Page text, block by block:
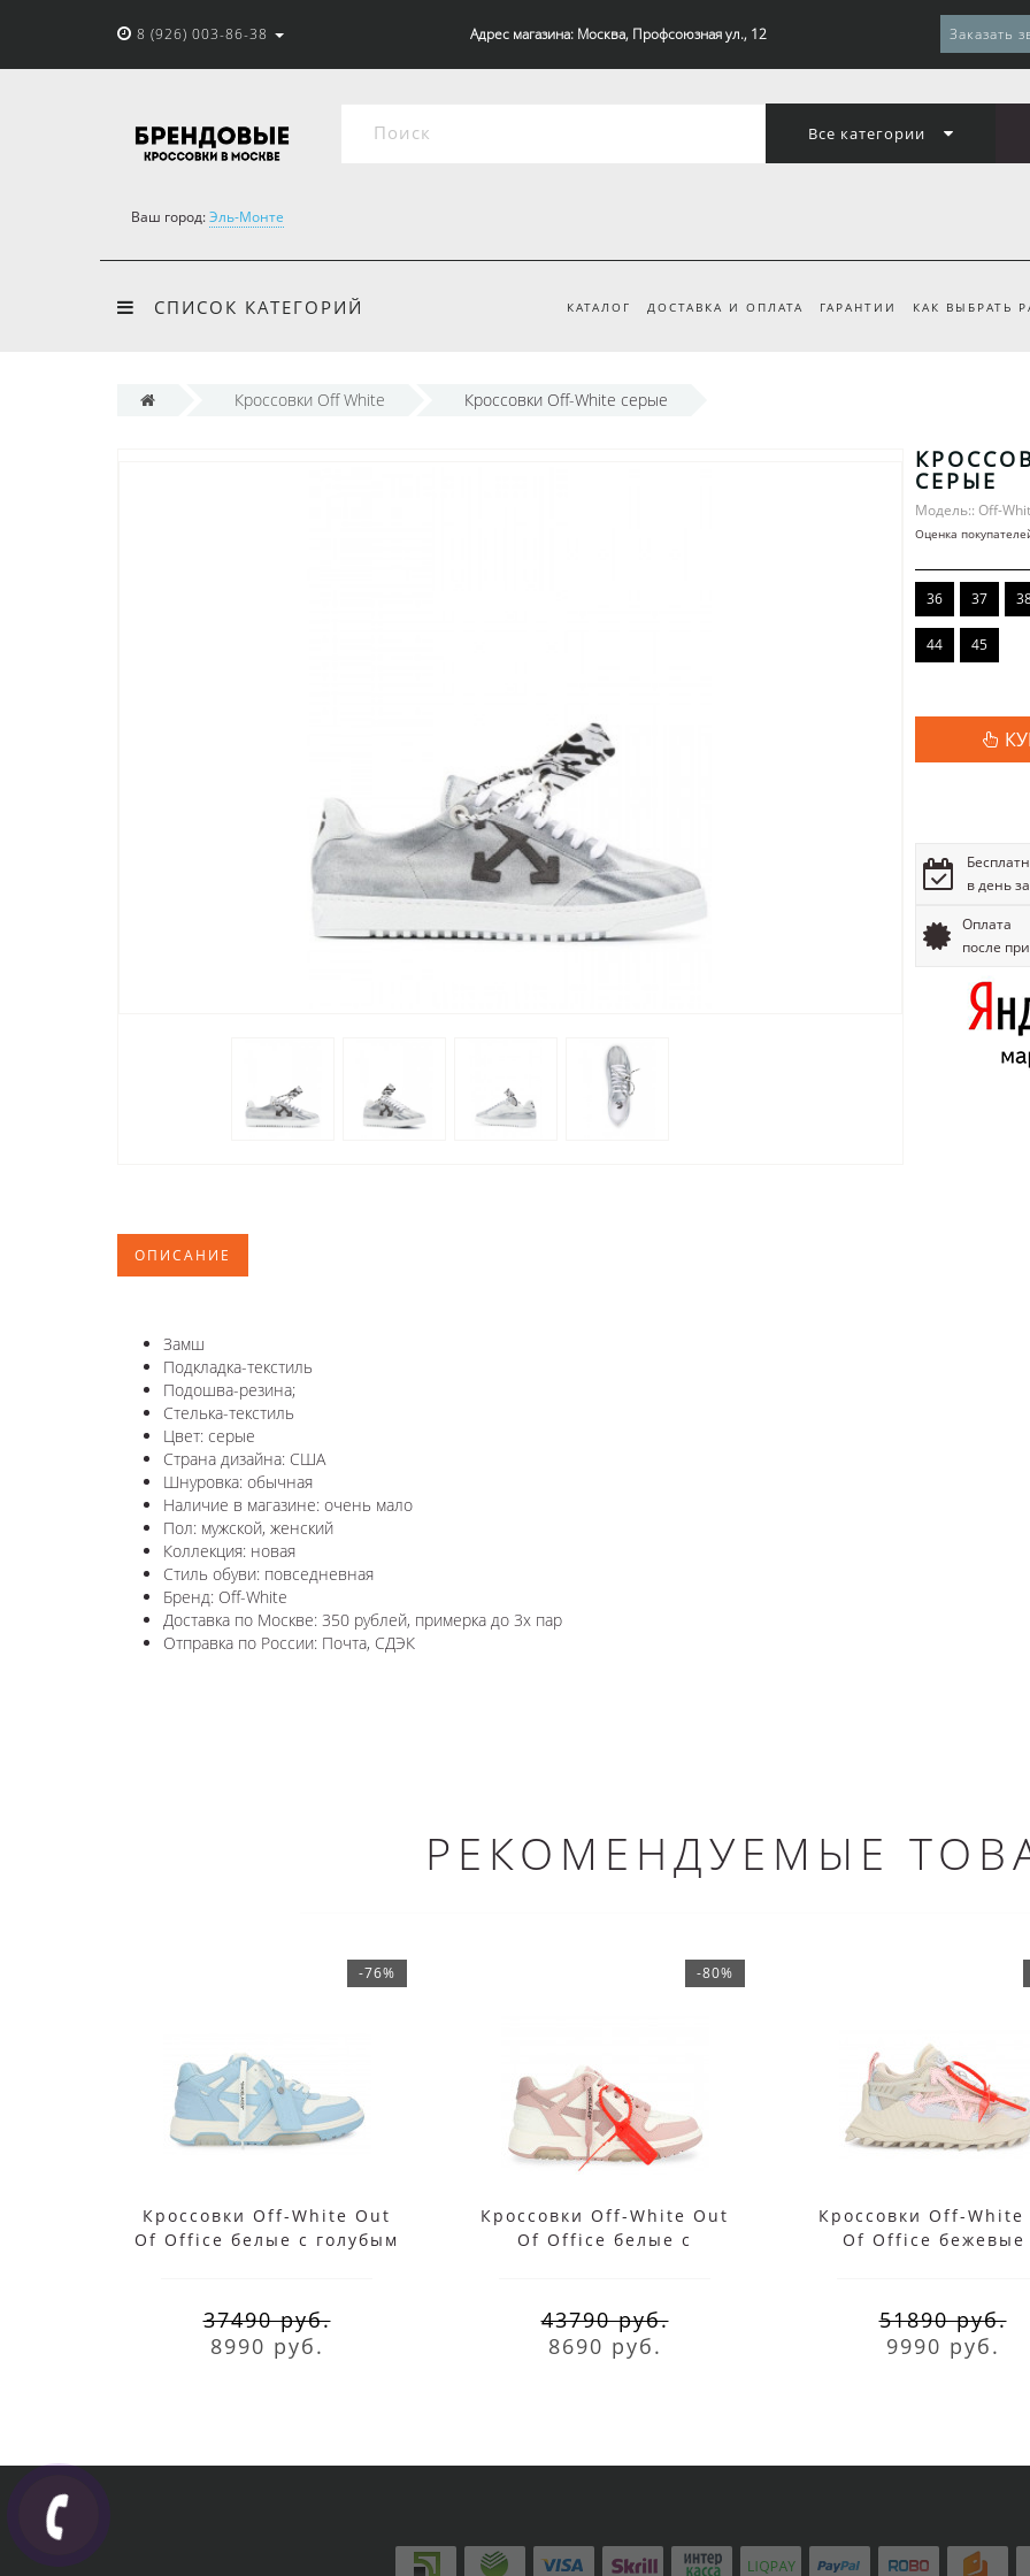
8 (926) 003-86-38 Адрес магазина: Москва, Профсоюзная ул., 12 Заказать
Все категории
Ваш город:Эль-Монте
СПИСОК КАТЕГОРИЙ КАТАЛОГ ДОСТАВКА И ОПЛАТА ГАРАНТИИ КАК ВЫБРАТЬ
Кроссовки Off White Кроссовки Off-White серые
СЕРЫЕ
Модель:: Off-
Оценка
36 37
44 45
в день
Оплата
после
ОПИСАНИЕ
Замш
Подкладка-текстиль
Подошва-резина;
Стелька-текстиль
Цвет: серые
Страна дизайна: США
Шнуровка: обычная
Наличие в магазине: очень мало
Пол: мужской, женский
Коллекция: новая
Стиль обуви: повседневная
Бренд: Off-White
Доставка по Москве: 350 рублей, примерка до 3х пар
Отправка по России: Почта, СДЭК
РЕКОМЕНДУЕМЫЕ
-76%
Кроссовки Off-White Out
Of Office белые с голубым
37490 руб.
8990 руб.
-80%
Кроссовки Off-White Out
Of Office белые с
43790 руб.
8690 руб.
Кроссовки Off-White
Of Office бежевые
51890 руб.
9990 руб.